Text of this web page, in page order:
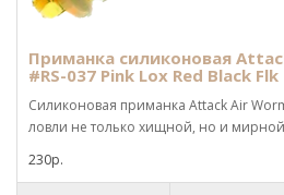
Приманка силиконовая
#RS-037 Pink Lox Red Black Flk
Силиконовая приманка Attack Air
ловли не только хищной, но и
230р.